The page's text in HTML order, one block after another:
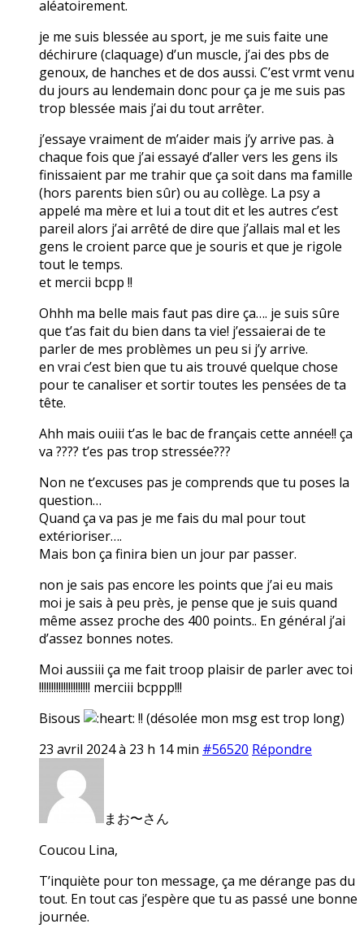
aléatoirement.
je me suis blessée au sport, je me suis faite une
déchirure (claquage) d’un muscle, j’ai des pbs de
genoux, de hanches et de dos aussi. C’est vrmt venu
du jours au lendemain donc pour ça je me suis pas
trop blessée mais j’ai du tout arrêter.
j’essaye vraiment de m’aider mais j’y arrive pas. à
chaque fois que j’ai essayé d’aller vers les gens ils
finissaient par me trahir que ça soit dans ma famille
(hors parents bien sûr) ou au collège. La psy a
appelé ma mère et lui a tout dit et les autres c’est
pareil alors j’ai arrêté de dire que j’allais mal et les
gens le croient parce que je souris et que je rigole
tout le temps.
et mercii bcpp !!
Ohhh ma belle mais faut pas dire ça…. je suis sûre
que t’as fait du bien dans ta vie! j’essaierai de te
parler de mes problèmes un peu si j’y arrive.
en vrai c’est bien que tu ais trouvé quelque chose
pour te canaliser et sortir toutes les pensées de ta
tête.
Ahh mais ouiii t’as le bac de français cette année!! ça
va ???? t’es pas trop stressée???
Non ne t’excuses pas je comprends que tu poses la
question…
Quand ça va pas je me fais du mal pour tout
extérioriser….
Mais bon ça finira bien un jour par passer.
non je sais pas encore les points que j’ai eu mais
moi je sais à peu près, je pense que je suis quand
même assez proche des 400 points.. En général j’ai
d’assez bonnes notes.
Moi aussiii ça me fait troop plaisir de parler avec toi
!!!!!!!!!!!!!!!!!!!!! merciii bcppp!!!
Bisous
!! (désolée mon msg est trop long)
23 avril 2024 à 23 h 14 min #56520 Répondre
まお〜さん
Coucou Lina,
T’inquiète pour ton message, ça me dérange pas du
tout. En tout cas j’espère que tu as passé une bonne
journée.